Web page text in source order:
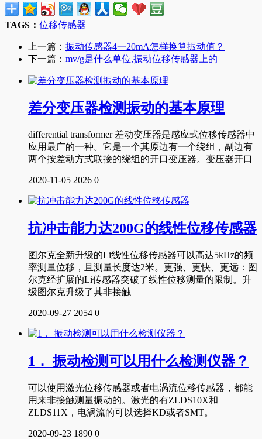
TAGS： 位移传感器
上一篇： 振动传感器4一20mA怎样换算振动值？
下一篇： mv/g是什么单位,振动位移传感器上的
差分变压器检测振动的基本原理
differential transformer 差动变压器是感应式位移传感器中
应用最广的一种。它是一个其原边有一个绕组，副边有
两个按差动方式联接的绕组的开口变压器。变压器开口
2020-11-05 2026 0
抗冲击能力达200G的线性位移传感器
图尔克全新升级的Li线性位移传感器可以高达5kHz的频
率测量位移，且测量长度达2米。更强、更快、更远：图
尔克经扩展的Li传感器突破了线性位移测量的限制。升
级图尔克升级了其非接触
2020-09-27 2054 0
1． 振动检测可以用什么检测仪器？
可以使用激光位移传感器或者电涡流位移传感器，都能
用来非接触测量振动的。激光的有ZLDS10X和
ZLDS11X，电涡流的可以选择KD或者SMT。
2020-09-23 1890 0